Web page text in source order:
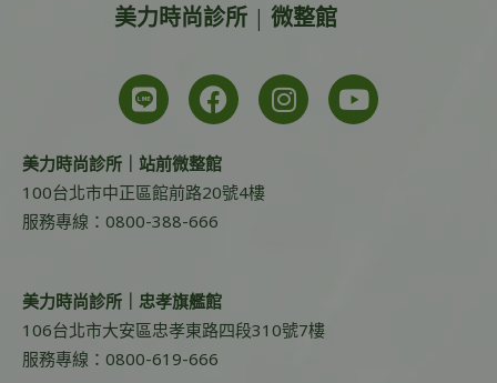
美力時尚診所 | 微整館
美力時尚診所｜站前微整館
100台北市中正區館前路20號4樓
服務專線：0800-388-666
美力時尚診所｜忠孝旗艦館
106台北市大安區忠孝東路四段310號7樓
服務專線：0800-619-666